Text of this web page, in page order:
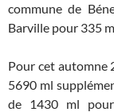
commune de
Barville pour 335
Pour cet automne
5690 ml
de 1430 ml pour